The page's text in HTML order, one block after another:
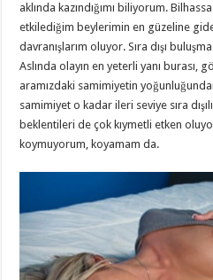
aklında kazındığımı biliyorum.
etkilediğim beylerimin en güzeline
davranışlarım oluyor. Sıra dışı
Aslında olayın en yeterli yanı burası,
aramızdaki samimiyetin
samimiyet o kadar ileri seviye sıra
beklentileri de çok kıymetli etken
koymuyorum, koyamam da.